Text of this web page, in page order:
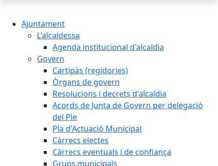
Ajuntament
L'alcaldessa
Agenda institucional d'alcaldia
Govern
Cartipàs (regidories)
Òrgans de govern
Resolucions i decrets d'alcaldia
Acords de Junta de Govern per delegació
del Ple
Pla d'Actuació Municipal
Càrrecs electes
Càrrecs eventuals i de confiança
Grups municipals